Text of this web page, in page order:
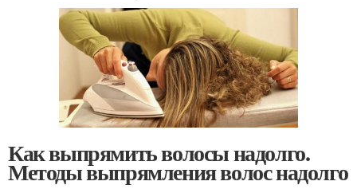
Как выпрямить волосы надолго.
Методы выпрямления волос надолго